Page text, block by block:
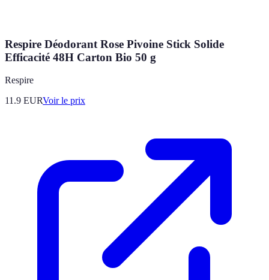
Respire Déodorant Rose Pivoine Stick Solide
Efficacité 48H Carton Bio 50 g
Respire
11.9 EURVoir le prix